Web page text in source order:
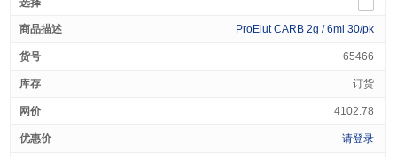
ProElut CARB 2g / 6ml 30/pk
65466
订货
4102.78
请登录